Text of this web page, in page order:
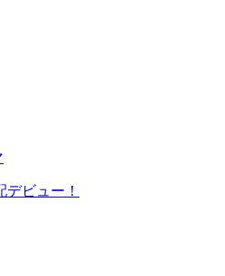
ビュー！